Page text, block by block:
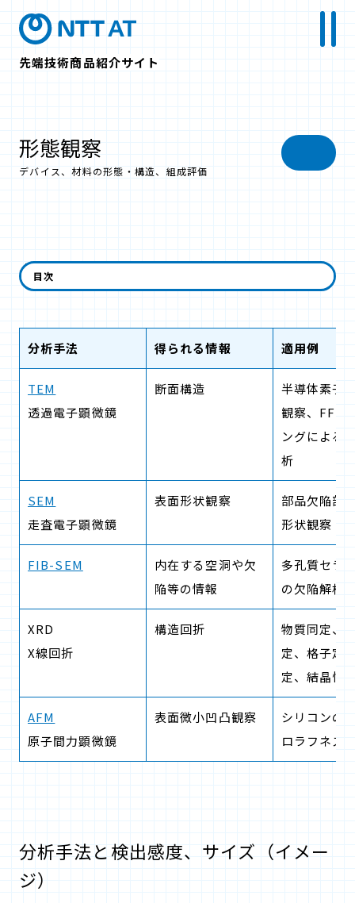
先端技術商品紹介サイト
形態観察
デバイス、材料の形態・構造、組成評価
分析手法から探す
分析手法 得られる情報 適用例
TEM
透過電子顕微鏡
断面構造
半導体素子
観察、FFT
ングによる
析
SEM
走査電子顕微鏡
表面形状観察
部品欠陥部
形状観察
FIB-SEM
内在する空洞や欠
陥等の情報
多孔質セラ
の欠陥解析
XRD
X線回折
構造回折
物質同定、
定、格子定
定、結晶性
AFM
原子間力顕微鏡
表面微小凹凸観察
シリコンの
ロラフネス
分析手法と検出感度、サイズ（イメー
ジ）
目次